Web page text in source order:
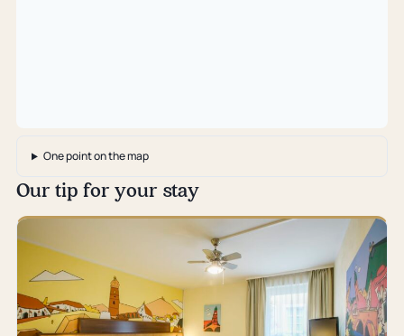
One point on the map
Our tip for your stay